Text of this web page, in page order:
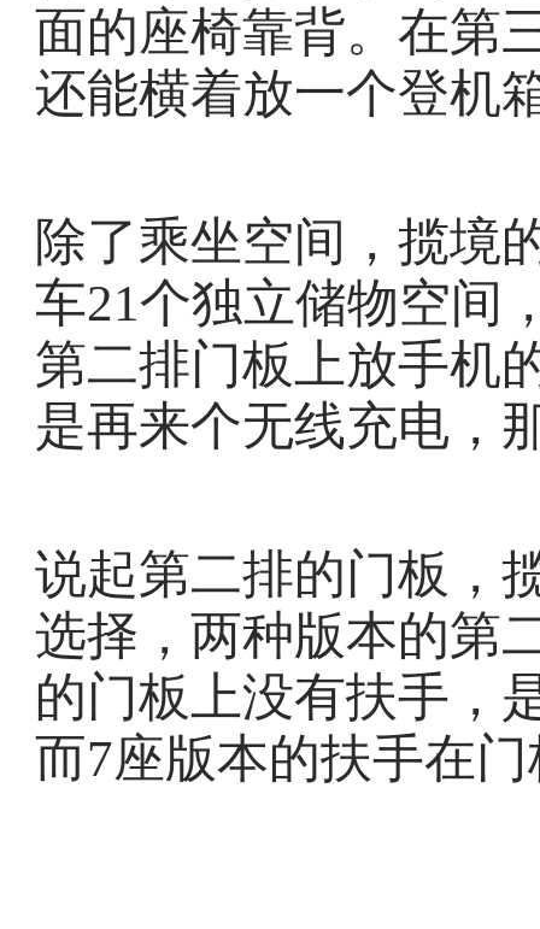
面的座椅靠背。在第
还能横着放一个登机
除了乘坐空间，揽境
车21个独立储物空间
第二排门板上放手机
是再来个无线充电，
说起第二排的门板，
选择，两种版本的第
的门板上没有扶手，
而7座版本的扶手在